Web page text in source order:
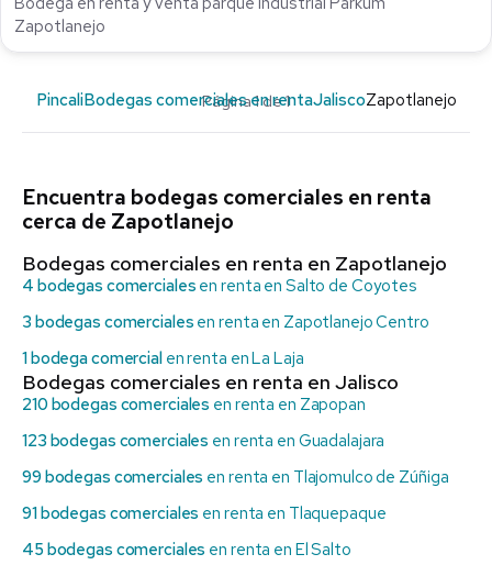
Zapotlanejo
Página 1 de 1
PincaliBodegas comerciales en rentaJaliscoZapotlanejo
Encuentra bodegas comerciales en renta
cerca de Zapotlanejo
Bodegas comerciales en renta en Zapotlanejo
4 bodegas comerciales en renta en Salto de Coyotes
3 bodegas comerciales en renta en Zapotlanejo Centro
1 bodega comercialen renta en La Laja
Bodegas comerciales en renta en Jalisco
210 bodegas comerciales en renta en Zapopan
123 bodegas comerciales en renta en Guadalajara
99 bodegas comerciales en renta en Tlajomulco de Zúñiga
91 bodegas comerciales en renta en Tlaquepaque
45 bodegas comerciales en renta en El Salto